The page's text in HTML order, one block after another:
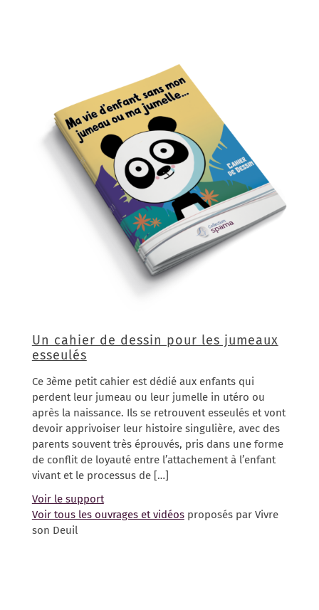
Un cahier de dessin pour les jumeaux
esseulés
Ce 3ème petit cahier est dédié aux enfants qui
perdent leur jumeau ou leur jumelle in utéro ou
après la naissance. Ils se retrouvent esseulés et vont
devoir apprivoiser leur histoire singulière, avec des
parents souvent très éprouvés, pris dans une forme
de conflit de loyauté entre l’attachement à l’enfant
vivant et le processus de […]
Voir le support
Voir tous les ouvrages et vidéosproposés par Vivre
son Deuil